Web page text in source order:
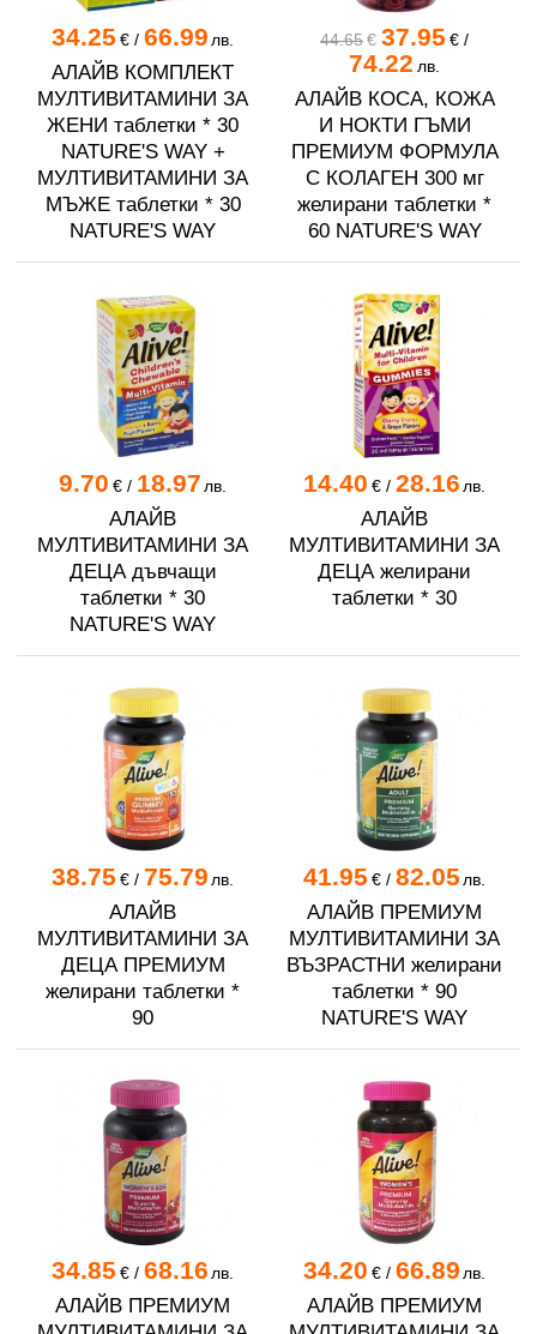
34.25 €/ 66.99 лв.
АЛАЙВ КОМПЛЕКТ
МУЛТИВИТАМИНИ ЗА
ЖЕНИ таблетки * 30
NATURE'S WAY +
МУЛТИВИТАМИНИ ЗА
МЪЖЕ таблетки * 30
NATURE'S WAY
44.65€ 37.95 €/
74.22 лв.
АЛАЙВ КОСА, КОЖА
И НОКТИ ГЪМИ
ПРЕМИУМ ФОРМУЛА
С КОЛАГЕН 300 мг
желирани таблетки *
60 NATURE'S WAY
9.70 €/ 18.97 лв.
АЛАЙВ
МУЛТИВИТАМИНИ ЗА
ДЕЦА дъвчащи
таблетки * 30
NATURE'S WAY
14.40 €/ 28.16 лв.
АЛАЙВ
МУЛТИВИТАМИНИ ЗА
ДЕЦА желирани
таблетки * 30
38.75 €/ 75.79 лв.
АЛАЙВ
МУЛТИВИТАМИНИ ЗА
ДЕЦА ПРЕМИУМ
желирани таблетки *
90
41.95 €/ 82.05 лв.
АЛАЙВ ПРЕМИУМ
МУЛТИВИТАМИНИ ЗА
ВЪЗРАСТНИ желирани
таблетки * 90
NATURE'S WAY
34.85 €/ 68.16 лв.
АЛАЙВ ПРЕМИУМ
34.20 €/ 66.89 лв.
АЛАЙВ ПРЕМИУМ